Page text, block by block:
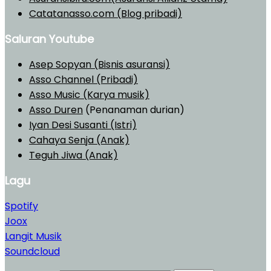
Catatanasso.com (Blog pribadi)
Saluran Youtube
Asep Sopyan (Bisnis asuransi)
Asso Channel (Pribadi)
Asso Music (Karya musik)
Asso Duren (Penanaman durian)
Iyan Desi Susanti (Istri)
Cahaya Senja (Anak)
Teguh Jiwa (Anak)
Lagu
Spotify
Joox
Langit Musik
Soundcloud